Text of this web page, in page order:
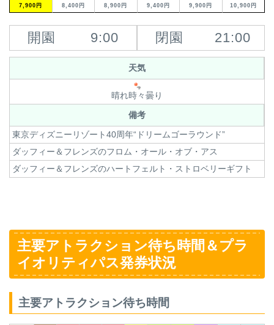
7,900円 8,400円 8,900円 9,400円 9,900円 10,900円
開園 9:00 閉園 21:00
天気
晴れ時々曇り
備考
東京ディズニーリゾート40周年“ドリームゴーラウンド”
ダッフィー＆フレンズのフロム・オール・オブ・アス
ダッフィー＆フレンズのハートフェルト・ストロベリーギフト
主要アトラクション待ち時間＆プラ
イオリティパス発券状況
主要アトラクション待ち時間